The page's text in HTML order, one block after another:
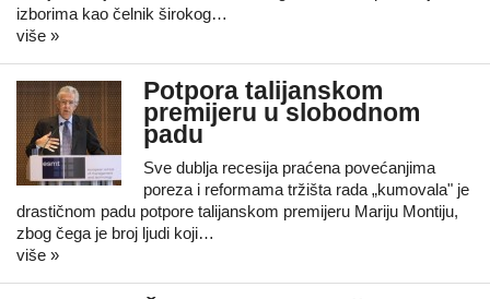
izborima kao čelnik širokog…
više »
Potpora talijanskom
premijeru u slobodnom
padu
Sve dublja recesija praćena povećanjima
poreza i reformama tržišta rada „kumovala" je
drastičnom padu potpore talijanskom premijeru Mariju Montiju,
zbog čega je broj ljudi koji…
više »